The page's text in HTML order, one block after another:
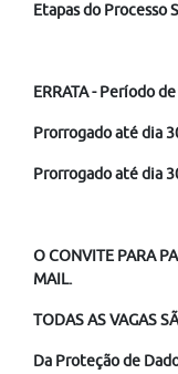
Etapas do Processo
ERRATA - Período
Prorrogado até dia
Prorrogado até dia
O CONVITE PARA
MAIL.
TODAS AS VAGAS
Da Proteção de